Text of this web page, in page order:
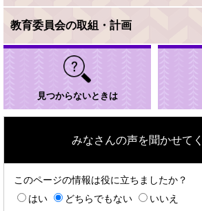
教育委員会の取組・計画
見つからないときは
みなさんの声を聞かせて
このページの情報は役に立ちましたか？
はい
どちらでもない いいえ